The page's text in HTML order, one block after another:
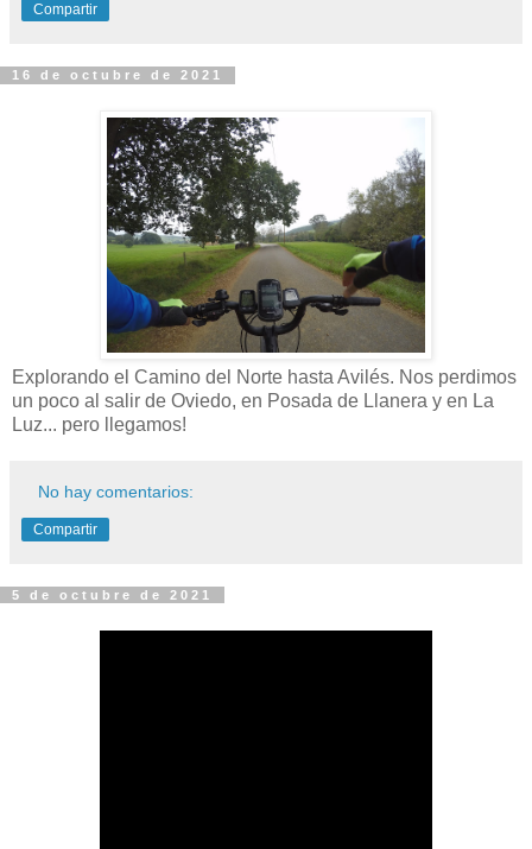
Compartir
16 de octubre de 2021
Explorando el Camino del Norte hasta Avilés. Nos perdimos
un poco al salir de Oviedo, en Posada de Llanera y en La
Luz... pero llegamos!
No hay comentarios:
Compartir
5 de octubre de 2021